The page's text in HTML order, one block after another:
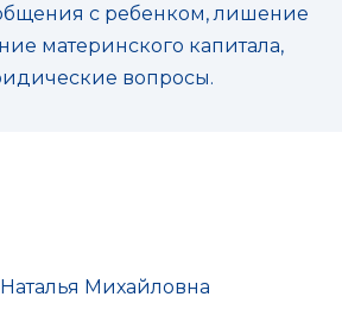
с ребенком, лишение
материнского капитала,
вопросы.
Михайловна